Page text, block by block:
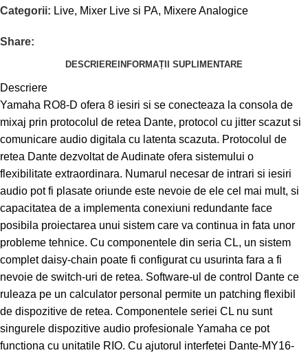
Categorii: Live, Mixer Live si PA, Mixere Analogice
Share:
DESCRIERE INFORMAȚII SUPLIMENTARE
Descriere
Yamaha RO8-D ofera 8 iesiri si se conecteaza la consola de
mixaj prin protocolul de retea Dante, protocol cu jitter scazut si
comunicare audio digitala cu latenta scazuta. Protocolul de
retea Dante dezvoltat de Audinate ofera sistemului o
flexibilitate extraordinara. Numarul necesar de intrari si iesiri
audio pot fi plasate oriunde este nevoie de ele cel mai mult, si
capacitatea de a implementa conexiuni redundante face
posibila proiectarea unui sistem care va continua in fata unor
probleme tehnice. Cu componentele din seria CL, un sistem
complet daisy-chain poate fi configurat cu usurinta fara a fi
nevoie de switch-uri de retea. Software-ul de control Dante ce
ruleaza pe un calculator personal permite un patching flexibil
de dispozitive de retea. Componentele seriei CL nu sunt
singurele dispozitive audio profesionale Yamaha ce pot
functiona cu unitatile RIO. Cu ajutorul interfetei Dante-MY16-